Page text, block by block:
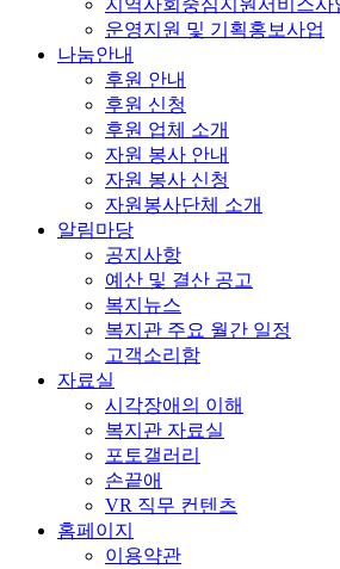
지역사회중심지원서비스사
운영지원 및 기획홍보사업
나눔안내
후원 안내
후원 신청
후원 업체 소개
자원 봉사 안내
자원 봉사 신청
자원봉사단체 소개
알림마당
공지사항
예산 및 결산 공고
복지뉴스
복지관 주요 월간 일정
고객소리함
자료실
시각장애의 이해
복지관 자료실
포토갤러리
손끝애
VR 직무 컨텐츠
홈페이지
이용약관